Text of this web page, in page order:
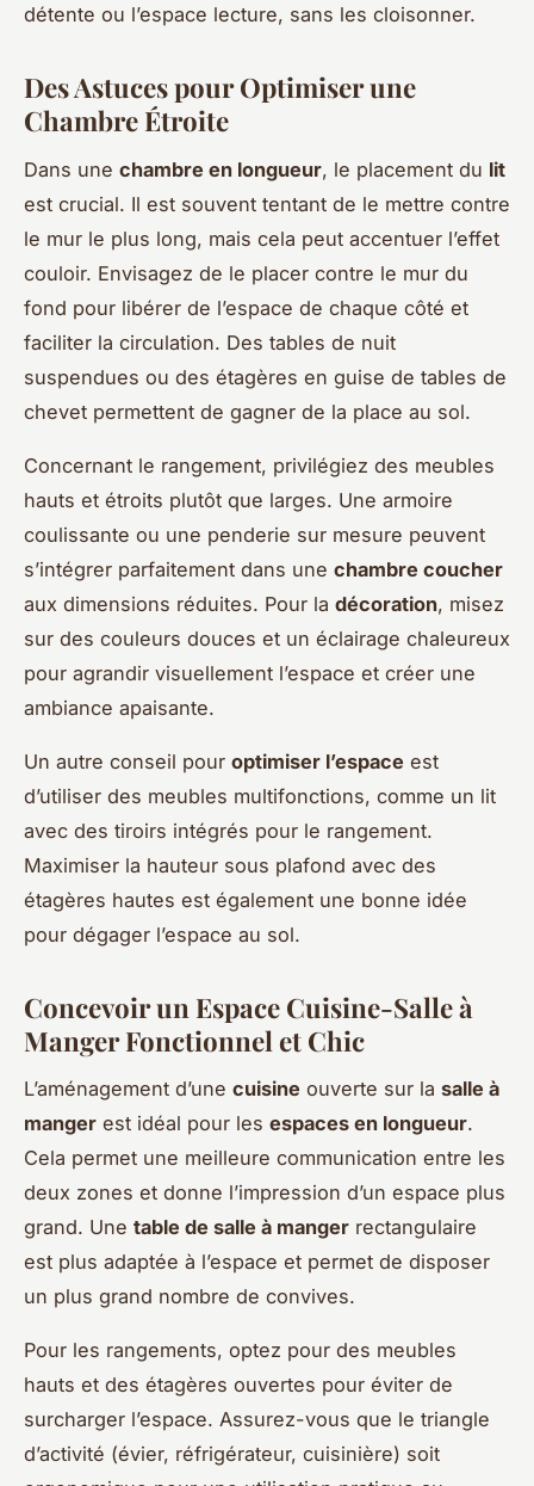
détente ou l’espace lecture, sans les cloisonner.
Des Astuces pour Optimiser une
Chambre Étroite
Dans une chambre en longueur, le placement du lit
est crucial. Il est souvent tentant de le mettre contre
le mur le plus long, mais cela peut accentuer l’effet
couloir. Envisagez de le placer contre le mur du
fond pour libérer de l’espace de chaque côté et
faciliter la circulation. Des tables de nuit
suspendues ou des étagères en guise de tables de
chevet permettent de gagner de la place au sol.
Concernant le rangement, privilégiez des meubles
hauts et étroits plutôt que larges. Une armoire
coulissante ou une penderie sur mesure peuvent
s’intégrer parfaitement dans une chambre coucher
aux dimensions réduites. Pour la décoration, misez
sur des couleurs douces et un éclairage chaleureux
pour agrandir visuellement l’espace et créer une
ambiance apaisante.
Un autre conseil pour optimiser l’espace est
d’utiliser des meubles multifonctions, comme un lit
avec des tiroirs intégrés pour le rangement.
Maximiser la hauteur sous plafond avec des
étagères hautes est également une bonne idée
pour dégager l’espace au sol.
Concevoir un Espace Cuisine-Salle à
Manger Fonctionnel et Chic
L’aménagement d’une cuisine ouverte sur la salle à
manger est idéal pour les espaces en longueur.
Cela permet une meilleure communication entre les
deux zones et donne l’impression d’un espace plus
grand. Une table de salle à manger rectangulaire
est plus adaptée à l’espace et permet de disposer
un plus grand nombre de convives.
Pour les rangements, optez pour des meubles
hauts et des étagères ouvertes pour éviter de
surcharger l’espace. Assurez-vous que le triangle
d’activité (évier, réfrigérateur, cuisinière) soit